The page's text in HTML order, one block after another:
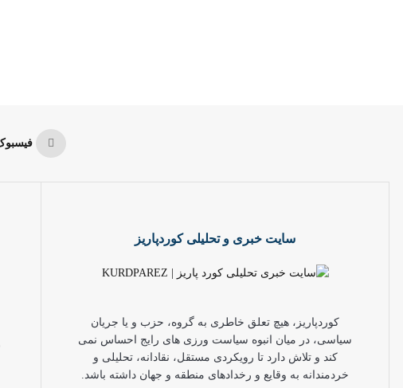
سایت خبری و تحلیلی کوردپاریز
کوردپاریز، هیچ تعلق خاطری به گروه، حزب و یا جریان
سیاسی، در میان انبوه سیاست ورزی های رایج احساس نمی
کند و تلاش دارد تا رویکردی مستقل، نقادانه، تحلیلی و
خردمندانه به وقایع و رخدادهای منطقه و جهان داشته باشد.